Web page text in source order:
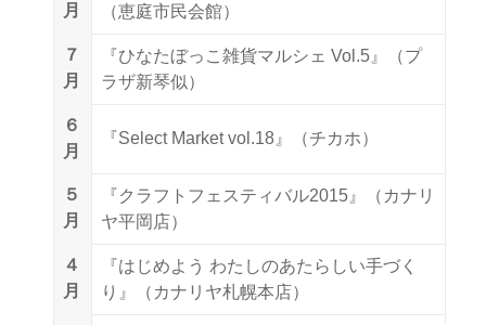
月
（恵庭市民会館）
７
月
『ひなたぼっこ雑貨マルシェ Vol.5』（プ
ラザ新琴似）
６
月
『Select Market vol.18』（チカホ）
５
月
『クラフトフェスティバル2015』（カナリ
ヤ平岡店）
４
月
『はじめよう わたしのあたらしい手づく
り』（カナリヤ札幌本店）